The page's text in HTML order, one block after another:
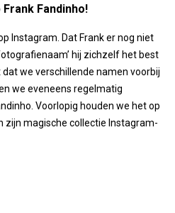
Fandinho!
Instagram. Dat Frank er nog niet
hij zichzelf het best
we verschillende namen voorbij
we eveneens regelmatig
Voorlopig houden we het op
zijn magische collectie Instagram-